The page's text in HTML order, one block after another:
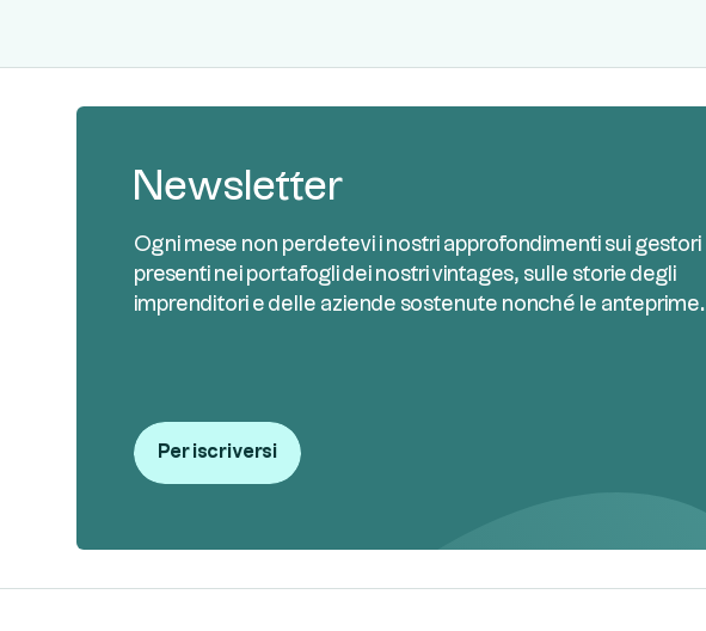
Newsletter
Ogni mese non perdetevi i nostri approfondimenti sui gestori
presenti nei portafogli dei nostri vintages, sulle storie degli
imprenditori e delle aziende sostenute nonché le anteprime.
Per iscriversi